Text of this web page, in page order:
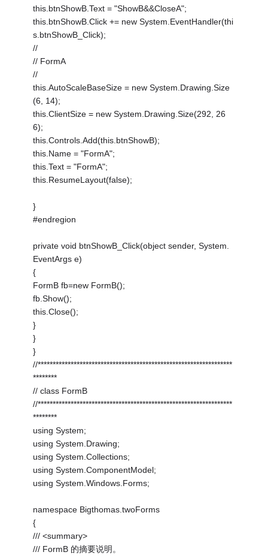
this.btnShowB.Text = "ShowB&&CloseA";
this.btnShowB.Click += new System.EventHandler(thi
s.btnShowB_Click);
//
// FormA
//
this.AutoScaleBaseSize = new System.Drawing.Size
(6, 14);
this.ClientSize = new System.Drawing.Size(292, 26
6);
this.Controls.Add(this.btnShowB);
this.Name = "FormA";
this.Text = "FormA";
this.ResumeLayout(false);
}
#endregion
private void btnShowB_Click(object sender, System.
EventArgs e)
{
FormB fb=new FormB();
fb.Show();
this.Close();
}
}
}
//*****************************************************************
********
// class FormB
//*****************************************************************
********
using System;
using System.Drawing;
using System.Collections;
using System.ComponentModel;
using System.Windows.Forms;
namespace Bigthomas.twoForms
{
/// <summary>
/// FormB 的摘要说明。